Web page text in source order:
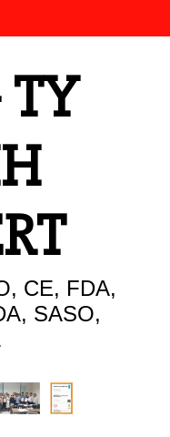
TY
CE, FDA,
SASO,